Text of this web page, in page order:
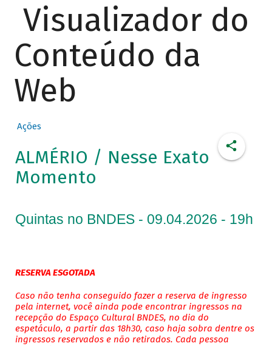
Visualizador do
Conteúdo da
Web
Ações
ALMÉRIO / Nesse Exato
Momento
Quintas no BNDES - 09.04.2026 - 19h
RESERVA ESGOTADA
Caso não tenha conseguido fazer a reserva de ingresso
pela internet, você ainda pode encontrar ingressos na
recepção do Espaço Cultural BNDES, no dia do
espetáculo, a partir das 18h30, caso haja sobra dentre os
ingressos reservados e não retirados. Cada pessoa